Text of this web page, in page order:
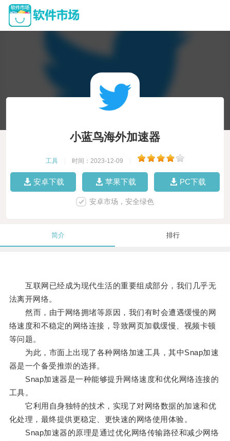
小蓝鸟海外加速器
工具 时间：2023-12-09
安卓下载 苹果下载 PC下载
安卓市场，安全绿色
简介 排行
互联网已经成为现代生活的重要组成部分，我们几乎无
法离开网络。
然而，由于网络拥堵等原因，我们有时会遭遇缓慢的网
络速度和不稳定的网络连接，导致网页加载缓慢、视频卡顿
等问题。
为此，市面上出现了各种网络加速工具，其中Snap加速
器是一个备受推崇的选择。
Snap加速器是一种能够提升网络速度和优化网络连接的
工具。
它利用自身独特的技术，实现了对网络数据的加速和优
化处理，最终提供更稳定、更快速的网络使用体验。
Snap加速器的原理是通过优化网络传输路径和减少网络